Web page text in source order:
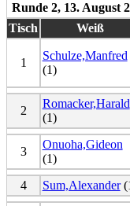
Runde 2, 13. August
Tisch
Weiß
1
Schulze,Manfred
(1)
2
Romacker,Harald
(1)
3
Onuoha,Gideon
(1)
4 Sum,Alexander